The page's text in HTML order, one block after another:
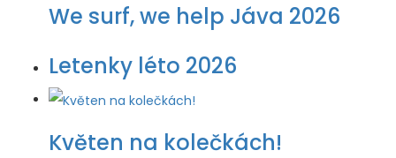
We surf, we help Jáva 2026
Letenky léto 2026
Květen na kolečkách!